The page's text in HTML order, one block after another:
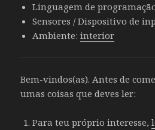
Linguagem de
Sensores / Dispositivo de
Ambiente:interior
Bem-vindos(as). Antes de
umas coisas que deves ler:
Para teu próprio interesse,